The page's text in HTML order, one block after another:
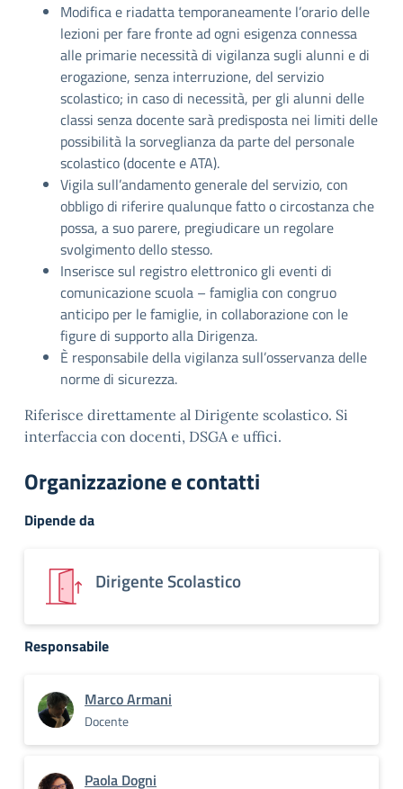
Modifica e riadatta temporaneamente l’orario delle
lezioni per fare fronte ad ogni esigenza connessa
alle primarie necessità di vigilanza sugli alunni e di
erogazione, senza interruzione, del servizio
scolastico; in caso di necessità, per gli alunni delle
classi senza docente sarà predisposta nei limiti delle
possibilità la sorveglianza da parte del personale
scolastico (docente e ATA).
Vigila sull’andamento generale del servizio, con
obbligo di riferire qualunque fatto o circostanza che
possa, a suo parere, pregiudicare un regolare
svolgimento dello stesso.
Inserisce sul registro elettronico gli eventi di
comunicazione scuola – famiglia con congruo
anticipo per le famiglie, in collaborazione con le
figure di supporto alla Dirigenza.
È responsabile della vigilanza sull’osservanza delle
norme di sicurezza.
Riferisce direttamente al Dirigente scolastico. Si
interfaccia con docenti, DSGA e uffici.
Organizzazione e contatti
Dipende da
Dirigente Scolastico
Responsabile
Marco Armani
Docente
Paola Dogni